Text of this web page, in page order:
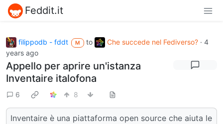
Feddit.it
filippodb - fddt M to Che succede nel Fediverso?· 4
years ago
Appello per aprire un'istanza
Inventaire italofona
6 8
Inventaire è una piattaforma open source che aiuta le